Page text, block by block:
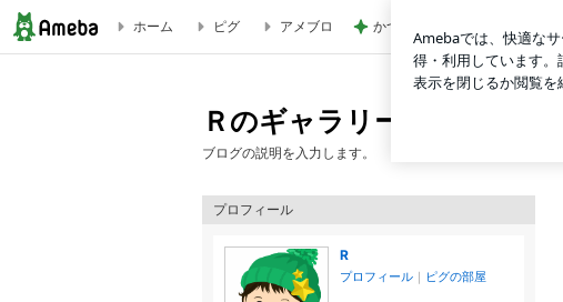
ホーム ピグ アメブロ かつや対象商品が税抜150円引き
Ｒのギャラリー
ブログの説明を入力します。
プロフィール
R
プロフィール ｜ ピグの部屋